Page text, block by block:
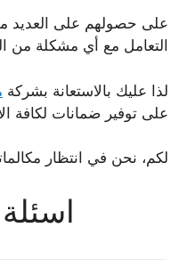
على حصولهم على العديد
التعامل مع أي مشكلة من
لذا عليك بالاستعانة بشركة
على توفير ضمانات لكافة
لكم، نحن في انتظار